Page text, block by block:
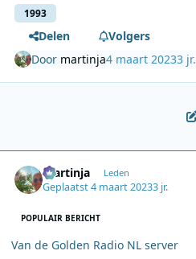
1993
Delen
Volgers
Door martinja4 maart 20233 jr.
martinja Leden
Geplaatst4 maart 20233 jr.
POPULAIR BERICHT
Van de Golden Radio NL server